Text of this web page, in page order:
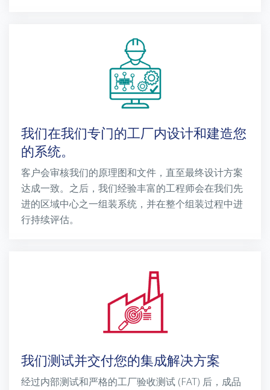
我们在我们专门的工厂内设计和建造您
的系统。
客户会审核我们的原理图和文件，直至最终设计方案
达成一致。之后，我们经验丰富的工程师会在我们先
进的区域中心之一组装系统，并在整个组装过程中进
行持续评估。
我们测试并交付您的集成解决方案
经过内部测试和严格的工厂验收测试 (FAT) 后，成品